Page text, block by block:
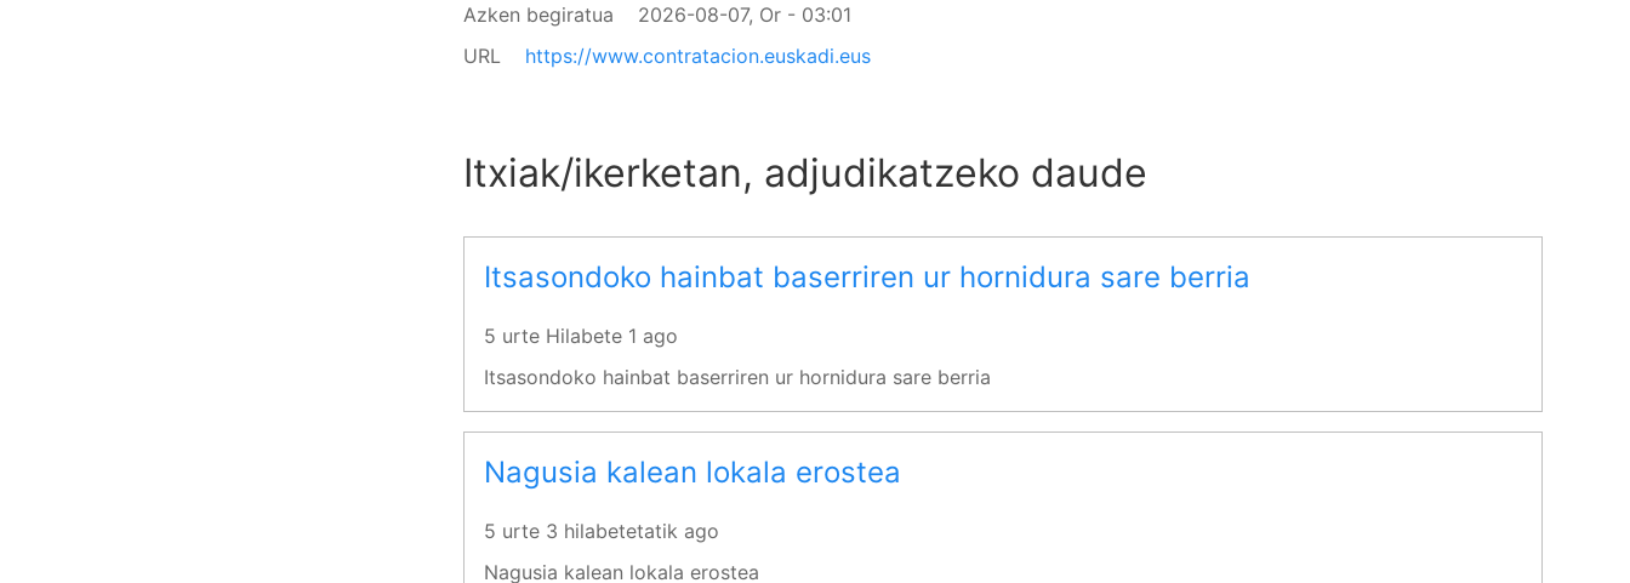
Azken begiratua
2026-08-07, Or - 03:01
URL
https://www.contratacion.euskadi.eus
Itxiak/ikerketan, adjudikatzeko daude
Itsasondoko hainbat baserriren ur hornidura sare berria
5 urte Hilabete 1 ago
Itsasondoko hainbat baserriren ur hornidura sare berria
Nagusia kalean lokala erostea
5 urte 3 hilabetetatik ago
Nagusia kalean lokala erostea